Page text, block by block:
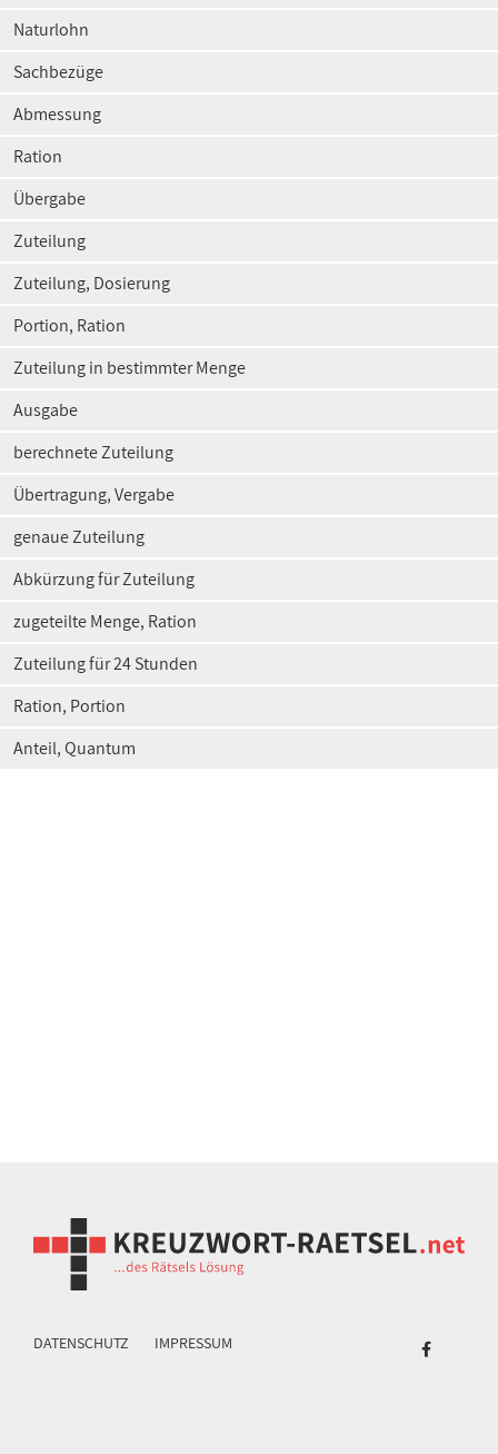
Naturlohn
Sachbezüge
Abmessung
Ration
Übergabe
Zuteilung
Zuteilung, Dosierung
Portion, Ration
Zuteilung in bestimmter Menge
Ausgabe
berechnete Zuteilung
Übertragung, Vergabe
genaue Zuteilung
Abkürzung für Zuteilung
zugeteilte Menge, Ration
Zuteilung für 24 Stunden
Ration, Portion
Anteil, Quantum
DATENSCHUTZ IMPRESSUM